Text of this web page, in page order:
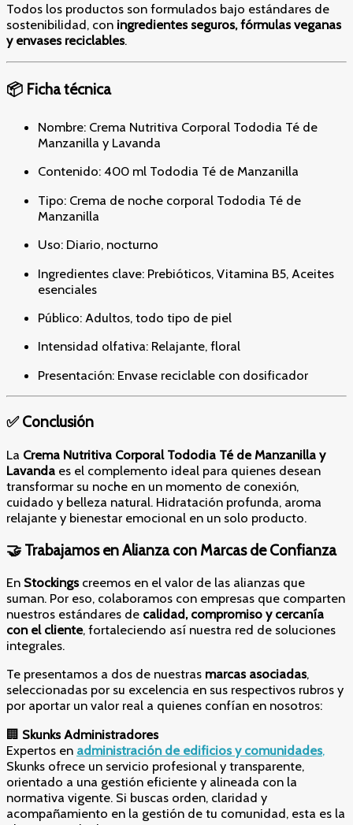
Todos los productos son formulados bajo estándares de
sostenibilidad, con ingredientes seguros, fórmulas veganas
y envases reciclables.
📦 Ficha técnica
Nombre: Crema Nutritiva Corporal Tododia Té de
Manzanilla y Lavanda
Contenido: 400 ml Tododia Té de Manzanilla
Tipo: Crema de noche corporal Tododia Té de
Manzanilla
Uso: Diario, nocturno
Ingredientes clave: Prebióticos, Vitamina B5, Aceites
esenciales
Público: Adultos, todo tipo de piel
Intensidad olfativa: Relajante, floral
Presentación: Envase reciclable con dosificador
✅ Conclusión
La Crema Nutritiva Corporal Tododia Té de Manzanilla y
Lavanda es el complemento ideal para quienes desean
transformar su noche en un momento de conexión,
cuidado y belleza natural. Hidratación profunda, aroma
relajante y bienestar emocional en un solo producto.
🤝 Trabajamos en Alianza con Marcas de Confianza
En Stockingscreemos en el valor de las alianzas que
suman. Por eso, colaboramos con empresas que comparten
nuestros estándares de calidad, compromiso y cercanía
con el cliente, fortaleciendo así nuestra red de soluciones
integrales.
Te presentamos a dos de nuestras marcas asociadas,
seleccionadas por su excelencia en sus respectivos rubros y
por aportar un valor real a quienes confían en nosotros:
🏢 Skunks Administradores
Expertos en administración de edificios y comunidades,
Skunks ofrece un servicio profesional y transparente,
orientado a una gestión eficiente y alineada con la
normativa vigente. Si buscas orden, claridad y
acompañamiento en la gestión de tu comunidad, esta es la